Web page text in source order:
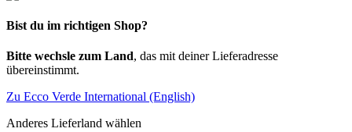
Bist du im richtigen Shop?
Bitte wechsle zum Land, das mit deiner Lieferadresse
übereinstimmt.
Zu Ecco Verde International (English)
Anderes Lieferland wählen